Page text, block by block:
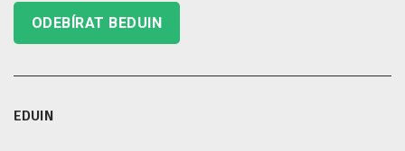
ODEBÍRAT BEDUIN
EDUIN